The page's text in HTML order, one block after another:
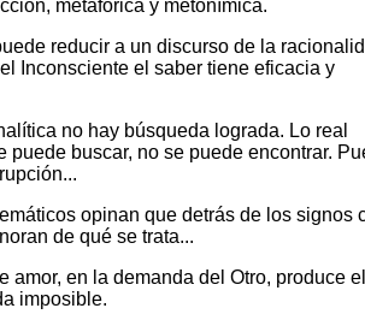
metáforica y metonímica.
reducir a un discurso de la
Inconsciente el saber tiene eficacia y
no hay búsqueda lograda. Lo real
puede buscar, no se puede encontrar.
opinan que detrás de los signos
de qué se trata...
amor, en la demanda del Otro, produce el
imposible.